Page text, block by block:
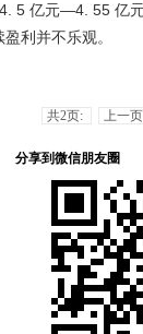
5 亿元—4. 55 亿
利并不乐观。
共2页: 上一页